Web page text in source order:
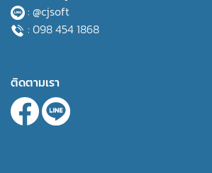
: @cjsoft
: 098 454 1868
ติดตามเรา